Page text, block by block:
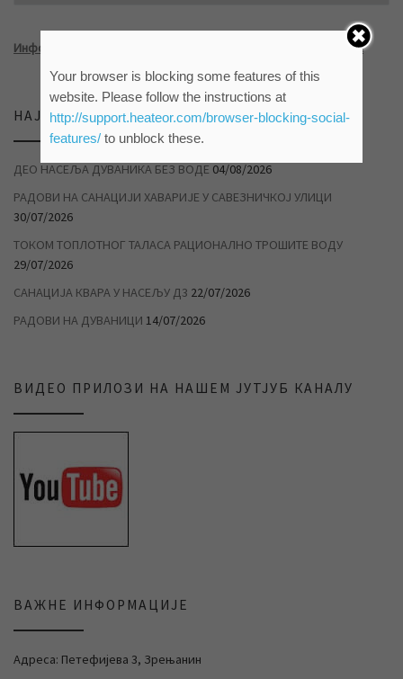
Информатор о раду ЈКП „Водовод и канализација“ Зрењанин
НАЈНОВИЈЕ ВЕСТИ
ДЕО НАСЕЉА ДУВАНИКА БЕЗ ВОДЕ 04/08/2026
РАДОВИ НА САНАЦИЈИ ХАВАРИЈЕ У САВЕЗНИЧКОЈ УЛИЦИ
30/07/2026
ТОКОМ ТОПЛОТНОГ ТАЛАСА РАЦИОНАЛНО ТРОШИТЕ ВОДУ
29/07/2026
САНАЦИЈА КВАРА У НАСЕЉУ Д3 22/07/2026
РАДОВИ НА ДУВАНИЦИ 14/07/2026
ВИДЕО ПРИЛОЗИ НА НАШЕМ ЈУТЈУБ КАНАЛУ
ВАЖНЕ ИНФОРМАЦИЈЕ
Адреса: Петефијева 3, Зрењанин
Your browser is blocking some features of this
website. Please follow the instructions at
http://support.heateor.com/browser-blocking-social-
features/to unblock these.